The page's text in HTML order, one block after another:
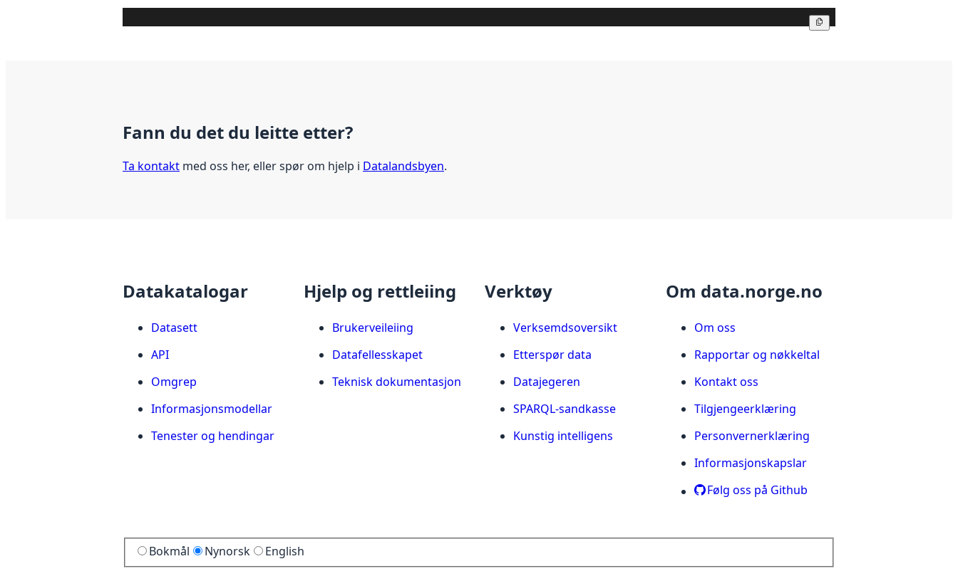
Fann du det du leitte etter?
Ta kontakt med oss her, eller spør om hjelp i Datalandsbyen.
Datakatalogar
Datasett
API
Omgrep
Informasjonsmodellar
Tenester og hendingar
Hjelp og rettleiing
Brukerveileiing
Datafellesskapet
Teknisk dokumentasjon
Verktøy
Verksemdsoversikt
Etterspør data
Datajegeren
SPARQL-sandkasse
Kunstig intelligens
Om data.norge.no
Om oss
Rapportar og nøkkeltal
Kontakt oss
Tilgjengeerklæring
Personvernerklæring
Informasjonskapslar
Følg oss på Github
Bokmål Nynorsk English